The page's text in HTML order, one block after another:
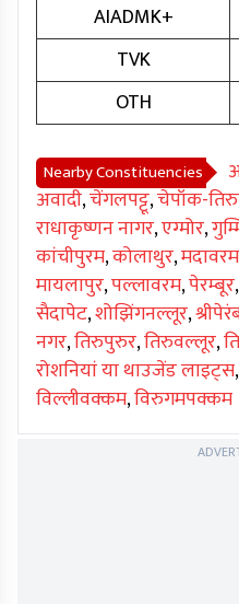
AIADMK+
TVK
OTH
Nearby Constituencies
अवादी,चेंगलपट्टू,चेपॉक-
राधाकृष्णन नागर,एग्मोर,
कांचीपुरम,कोलाथुर,मदावरम
मायलापुर,पल्लावरम,पेरम्बूर,
सैदापेट,शोझिंगनल्लूर,
नगर,तिरुपुरुर,तिरुवल्लूर,
रोशनियां या थाउजेंड लाइट्स,
विल्लीवक्कम,विरुगमपक्कम